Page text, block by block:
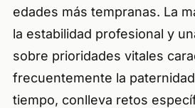
edades más tempranas. La
la estabilidad profesional y
sobre prioridades vitales
frecuentemente la
tiempo, conlleva retos